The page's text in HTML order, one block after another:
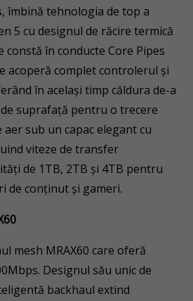
îmbină tehnologia de top a
5 cu designul de răcire termică
constă în conducte Core Pipes
acoperă complet controlerul și
în același timp căldura de-a
suprafață pentru o trecere
sub un capac elegant cu
viteze de transfer
de 1TB, 2TB și 4TB pentru
de conținut și gameri.
mesh MRAX60 care oferă
Designul său unic de
backhaul extind